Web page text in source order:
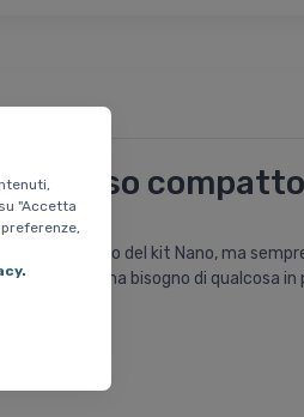
"Accetta
più completo del kit Nano, ma
per chi ha bisogno di qualcosa